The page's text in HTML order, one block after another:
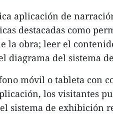
aplicación de
destacadas como
la obra; leer el
diagrama del sistema
móvil o tableta con
los visitantes
sistema de exhibición